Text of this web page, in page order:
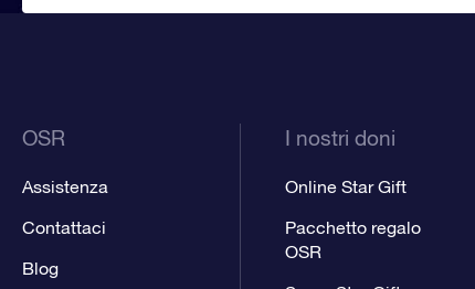
OSR
Assistenza
Contattaci
Blog
I nostri doni
Online Star Gift
Pacchetto regalo
OSR